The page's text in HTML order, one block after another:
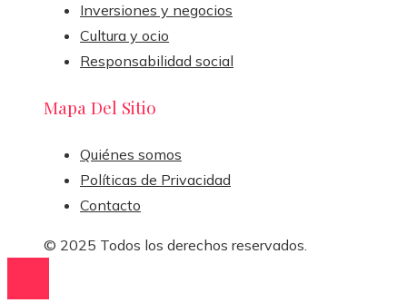
Inversiones y negocios
Cultura y ocio
Responsabilidad social
Mapa Del Sitio
Quiénes somos
Políticas de Privacidad
Contacto
© 2025 Todos los derechos reservados.